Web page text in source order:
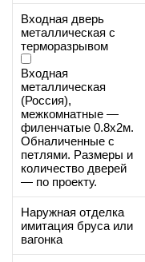
Входная дверь
металлическая с
терморазрывом
Входная
металлическая
(Россия),
межкомнатные —
филенчатые 0.8х2м.
Обналиченные с
петлями. Размеры и
количество дверей
— по проекту.
Наружная отделка
имитация бруса или
вагонка